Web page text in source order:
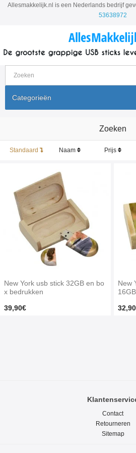
Allesmakkelijk.nl is een Nederlands bedrijf
53638972
Categorieën
Zoeken
Standaard Naam Prijs
New York usb stick 32GB en bo
x bedrukken
39,90€
New
16GB
Contact
Retourneren
Sitemap